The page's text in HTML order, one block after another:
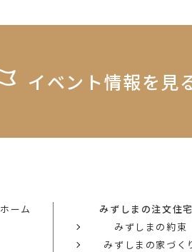
イベント情報を見
ホーム
みずしまの注文住宅
みずしまの約束
みずしまの家づく